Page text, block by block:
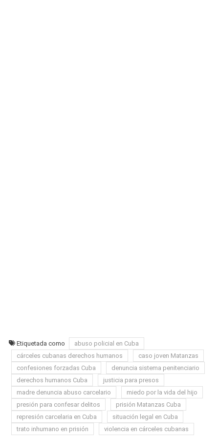
Etiquetada como
abuso policial en Cuba
cárceles cubanas derechos humanos
caso joven Matanzas
confesiones forzadas Cuba
denuncia sistema penitenciario
derechos humanos Cuba
justicia para presos
madre denuncia abuso carcelario
miedo por la vida del hijo
presión para confesar delitos
prisión Matanzas Cuba
represión carcelaria en Cuba
situación legal en Cuba
trato inhumano en prisión
violencia en cárceles cubanas